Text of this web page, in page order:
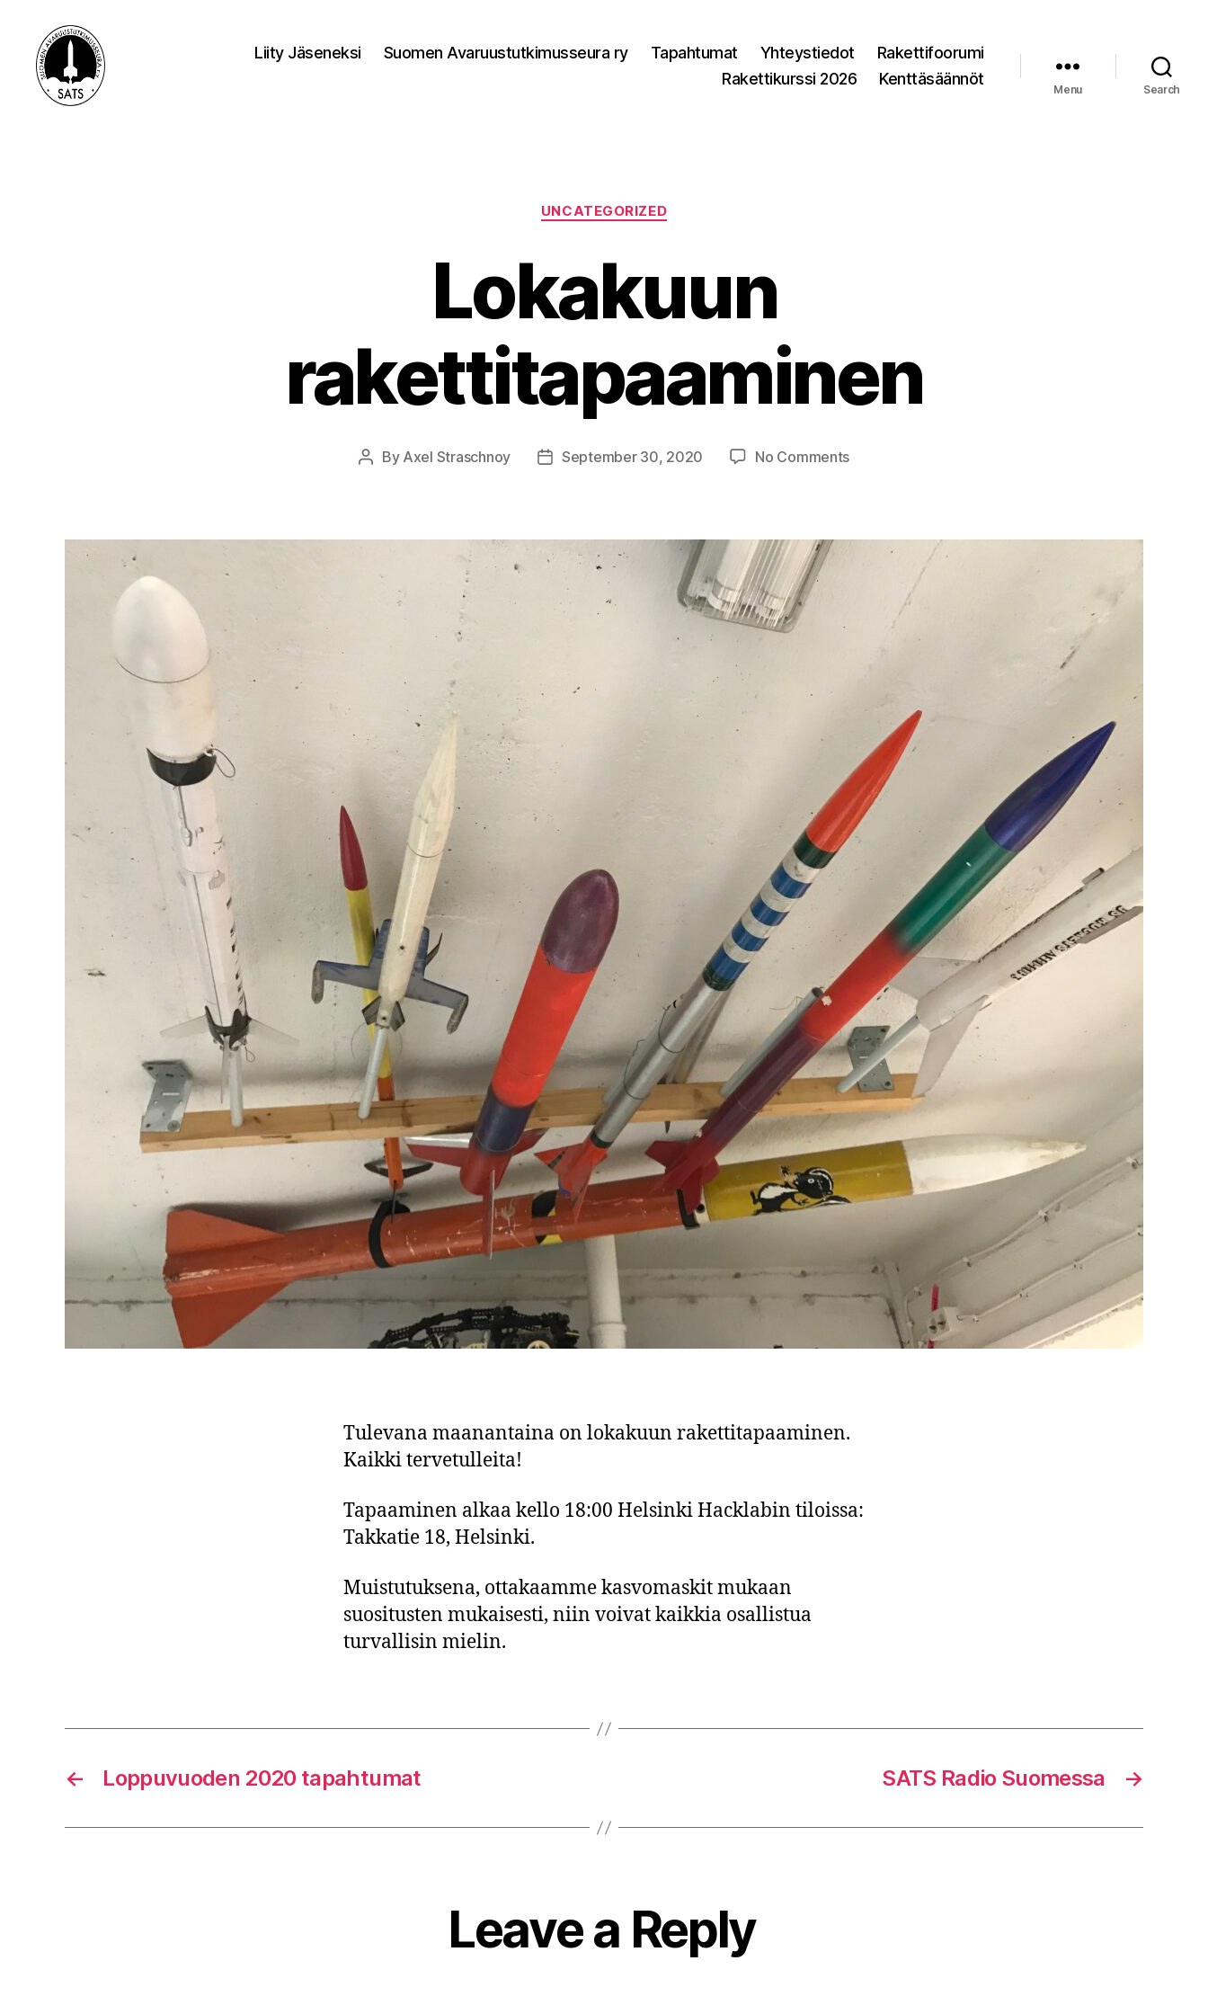
Liity Jäseneksi Suomen Avaruustutkimusseura ry Tapahtumat Yhteystiedot
Rakettifoorumi
Rakettikurssi 2026
Kenttäsäännöt
Menu Search
Categories
UNCATEGORIZED
Lokakuun
rakettitapaaminen
Post
By Axel Straschnoy
PostSeptember 30, 2020 No Commentson
Tulevana maanantaina on lokakuun rakettitapaaminen.
Kaikki tervetulleita!
Tapaaminen alkaa kello 18:00 Helsinki Hacklabin tiloissa:
Takkatie 18, Helsinki.
Muistutuksena, ottakaamme kasvomaskit mukaan
suositusten mukaisesti, niin voivat kaikkia osallistua
turvallisin mielin.
← Loppuvuoden 2020 tapahtumat →
SATS Radio Suomessa
Leave a Reply